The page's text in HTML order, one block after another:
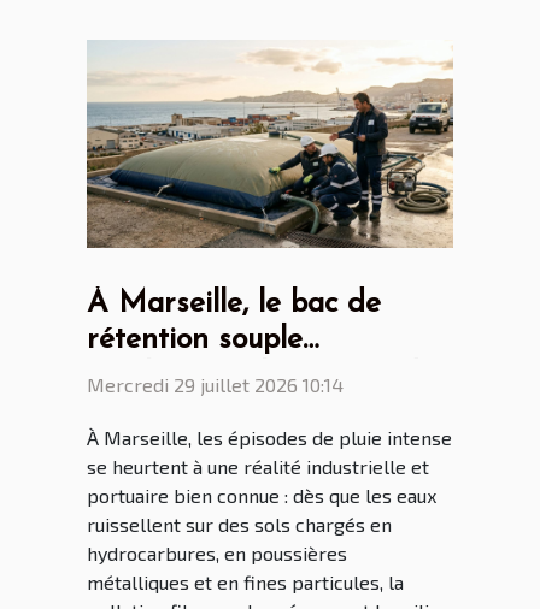
À Marseille, le bac de
rétention souple
révolutionne la gestion des
Mercredi 29 juillet 2026 10:14
À Marseille, les épisodes de pluie intense
se heurtent à une réalité industrielle et
portuaire bien connue : dès que les eaux
ruissellent sur des sols chargés en
hydrocarbures, en poussières
métalliques et en fines particules, la